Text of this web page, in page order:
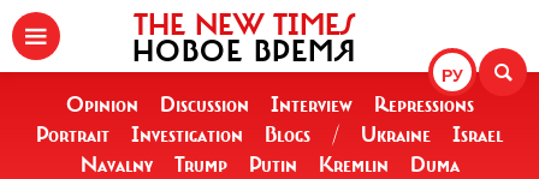
РУ
THE NEW TIMES
НОВОЕ ВРЕМЯ
Opinion Discussion Interview
Repressions
Portrait
Investigation Blogs / Ukraine
Israel
Navalny
Trump Putin Kremlin Duma